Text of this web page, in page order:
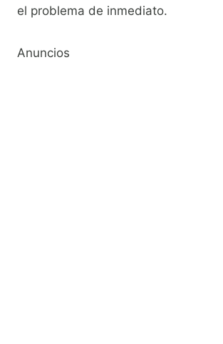
el problema de inmediato.
Anuncios